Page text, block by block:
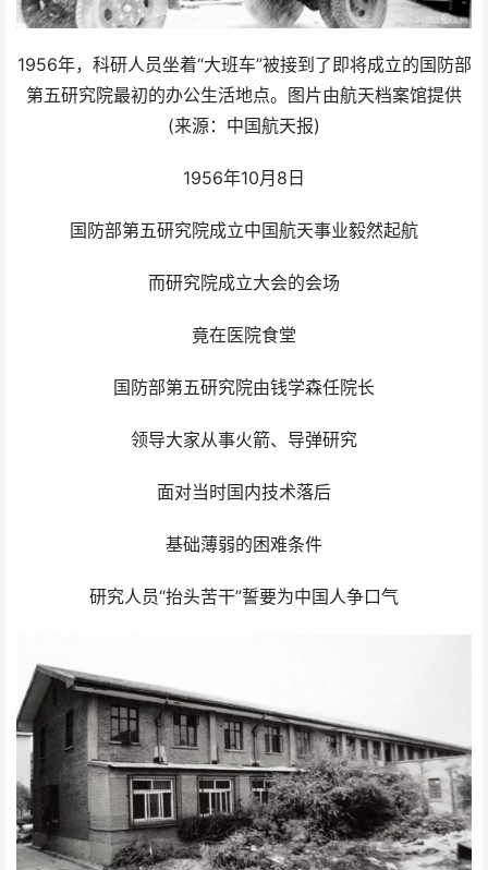
1956年，科研人员坐着“大班车”被接到了即将成立的国防部
第五研究院最初的办公生活地点。图片由航天档案馆提供
(来源：中国航天报)
1956年10月8日
国防部第五研究院成立中国航天事业毅然起航
而研究院成立大会的会场
竟在医院食堂
国防部第五研究院由钱学森任院长
领导大家从事火箭、导弹研究
面对当时国内技术落后
基础薄弱的困难条件
研究人员“抬头苦干”誓要为中国人争口气